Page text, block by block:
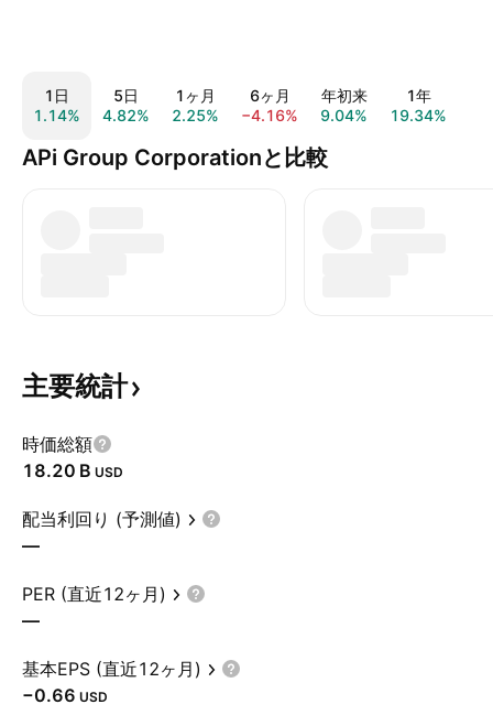
1日
1.14%
5日
4.82%
1ヶ月
2.25%
6ヶ月
−4.16%
年初来
9.04%
1年
19.34%
APi Group Corporationと比較
主要統計
時価総額
‪18.20 B‬ USD
配当利回り (予測値)
—
PER (直近12ヶ月)
—
基本EPS (直近12ヶ月)
−0.66 USD